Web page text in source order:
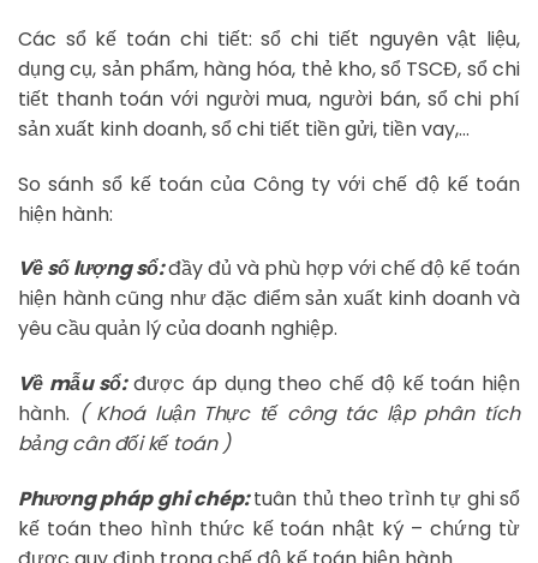
Các sổ kế toán chi tiết: sổ chi tiết nguyên vật liệu,
dụng cụ, sản phẩm, hàng hóa, thẻ kho, sổ TSCĐ, sổ chi
tiết thanh toán với người mua, người bán, sổ chi phí
sản xuất kinh doanh, sổ chi tiết tiền gửi, tiền vay,…
So sánh sổ kế toán của Công ty với chế độ kế toán
hiện hành:
Về số lượng sổ:đầy đủ và phù hợp với chế độ kế toán
hiện hành cũng như đặc điểm sản xuất kinh doanh và
yêu cầu quản lý của doanh nghiệp.
Về mẫu sổ:được áp dụng theo chế độ kế toán hiện
hành. ( Khoá luận Thực tế công tác lập phân tích
bảng cân đối kế toán )
Phương pháp ghi chép:tuân thủ theo trình tự ghi sổ
kế toán theo hình thức kế toán nhật ký – chứng từ